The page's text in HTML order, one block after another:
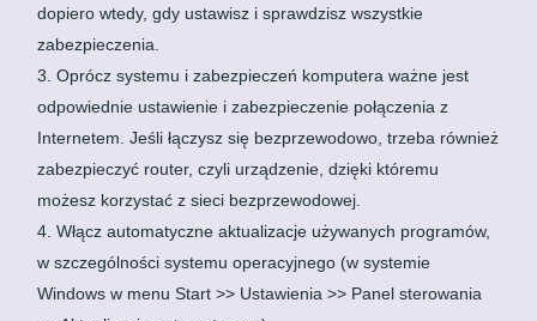
dopiero wtedy, gdy ustawisz i sprawdzisz wszystkie
zabezpieczenia.
Oprócz systemu i zabezpieczeń komputera ważne jest
odpowiednie ustawienie i zabezpieczenie połączenia z
Internetem. Jeśli łączysz się bezprzewodowo, trzeba również
zabezpieczyć router, czyli urządzenie, dzięki któremu
możesz korzystać z sieci bezprzewodowej.
Włącz automatyczne aktualizacje używanych programów,
w szczególności systemu operacyjnego (w systemie
Windows w menu Start >> Ustawienia >> Panel sterowania